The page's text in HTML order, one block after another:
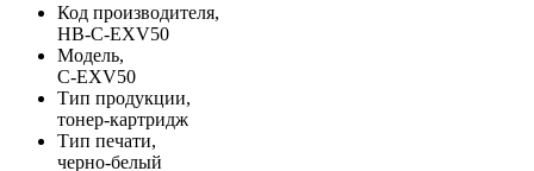
Код производителя,
HB-C-EXV50
Модель,
C-EXV50
Тип продукции,
тонер-картридж
Тип печати,
черно-белый